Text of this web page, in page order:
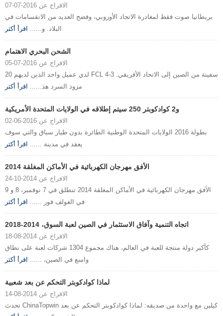
الافراج عن 2016-07-07
بريطانيا صوت فقط لمغادرة الاتحاد الأوروبي، وفضح العديد من الانقسامات في
البلاد. و...... اقرأ أكثر
الشحن البحري الاهتمام
الافراج عن 2016-07-05
لدي عميل واحد الذين لديهم 20 FCL سفينة من الصين إلى الاتحاد الأفريقي. 3-4
مزود السرد هذ...... اقرأ أكثر
و2 كوادكوبتر 250 سيتم إطلاقه في الولايات المتحدة الأمريكية
الافراج عن 2016-06-02
بطولة 2016 الولايات المتحدة الوطنية الطائرة بدون طيار سباق والتي سوف
يعقد في مدينة ...... اقرأ أكثر
الأفق مهرجان الكهربائية في الأماكن المغلقة 2014
الافراج عن 2014-10-24
الأفق مهرجان الكهربائية في الأماكن المغلقة 2014 تنطلق في 7 نوفمبر، 8 و 9
في الغولف فور ...... اقرأ أكثر
اتجاه التنمية وآفاق الاستثمار في الصين لعبة السوق، 2014-2018
الافراج عن 2014-08-18
كأكبر دولة منتجة للعبة في العالم، هناك مجموع 1304 شركات لعبة على نطاق
واسع في الصين، ...... اقرأ أكثر
لماذا كوادكوبتر التحكم عن بعد شعبية
الافراج عن 2014-08-14
تحدث ChinaTopwin كيلين مع واحدة من صديقه: لماذا كوادكوبتر التحكم عن بعد